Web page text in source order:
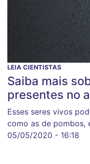
LEIA CIENTISTAS
Saiba mais
presentes no
Esses seres vivos
como as de pombos,
05/05/2020 - 16:18